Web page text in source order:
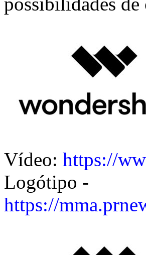
Vídeo: https://
Logótipo -
https://